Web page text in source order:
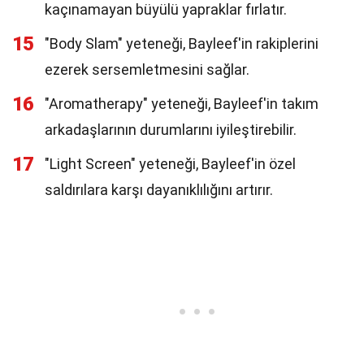
kaçınamayan büyülü yapraklar fırlatır.
15
"Body Slam" yeteneği, Bayleef'in rakiplerini
ezerek sersemletmesini sağlar.
16
"Aromatherapy" yeteneği, Bayleef'in takım
arkadaşlarının durumlarını iyileştirebilir.
17
"Light Screen" yeteneği, Bayleef'in özel
saldırılara karşı dayanıklılığını artırır.